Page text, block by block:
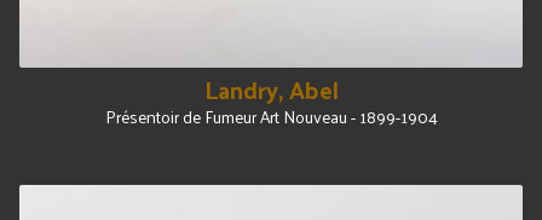
Landry, Abel
Présentoir de Fumeur Art Nouveau - 1899-1904